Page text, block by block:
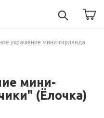
украшение мини-гирлянда
мини-
(Ёлочка)